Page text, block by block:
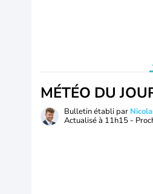
MÉTÉO DU
Bulletin établi par
Actualisé à 11h15 -